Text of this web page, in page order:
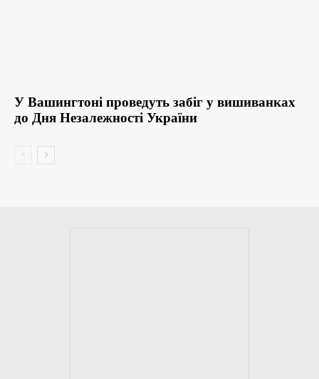
У Вашингтоні проведуть забіг у вишиванках
до Дня Незалежності України